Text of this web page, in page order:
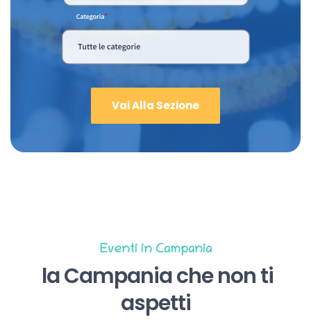
Vai Alla Sezione
Eventi in Campania
la Campania che non ti
aspetti